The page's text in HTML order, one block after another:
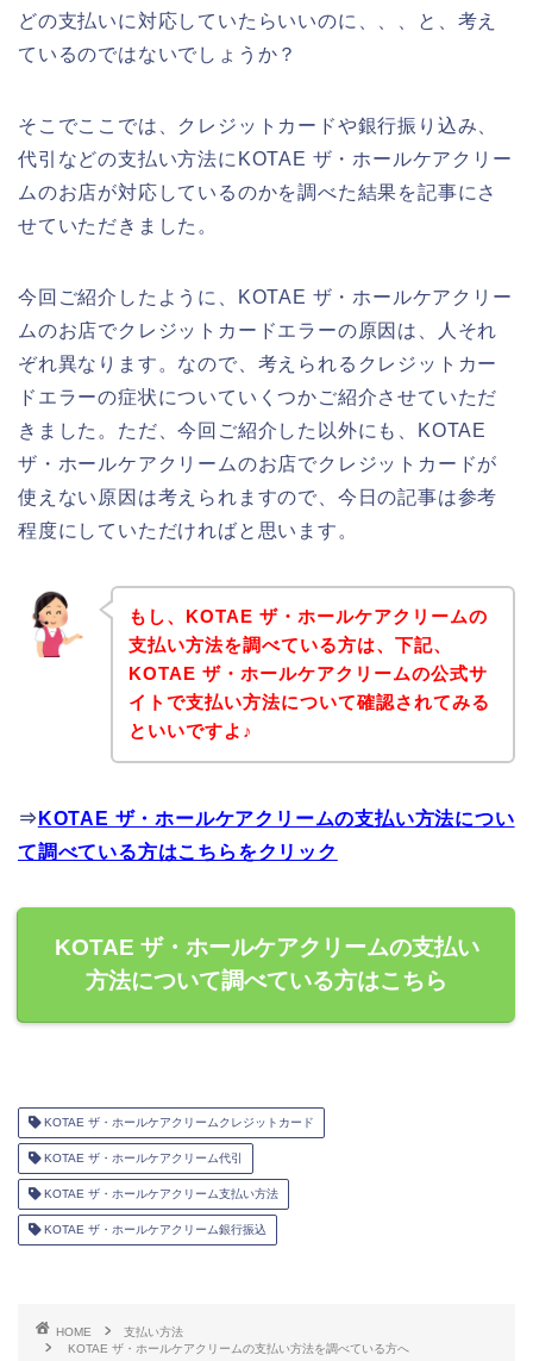
どの支払いに対応していたらいいのに、、、と、考え
ているのではないでしょうか？
そこでここでは、クレジットカードや銀行振り込み、
代引などの支払い方法にKOTAE ザ・ホールケアクリー
ムのお店が対応しているのかを調べた結果を記事にさ
せていただきました。
今回ご紹介したように、KOTAE ザ・ホールケアクリー
ムのお店でクレジットカードエラーの原因は、人それ
ぞれ異なります。なので、考えられるクレジットカー
ドエラーの症状についていくつかご紹介させていただ
きました。ただ、今回ご紹介した以外にも、KOTAE
ザ・ホールケアクリームのお店でクレジットカードが
使えない原因は考えられますので、今日の記事は参考
程度にしていただければと思います。
もし、KOTAE ザ・ホールケアクリームの
支払い方法を調べている方は、下記、
KOTAE ザ・ホールケアクリームの公式サ
イトで支払い方法について確認されてみる
といいですよ♪
⇒ KOTAE ザ・ホールケアクリームの支払い方法につい
て調べている方はこちらをクリック
KOTAE ザ・ホールケアクリームの支払い
方法について調べている方はこちら
KOTAE ザ・ホールケアクリームクレジットカード
KOTAE ザ・ホールケアクリーム代引
KOTAE ザ・ホールケアクリーム支払い方法
KOTAE ザ・ホールケアクリーム銀行振込
HOME
支払い方法
KOTAE ザ・ホールケアクリームの支払い方法を調べている方へ